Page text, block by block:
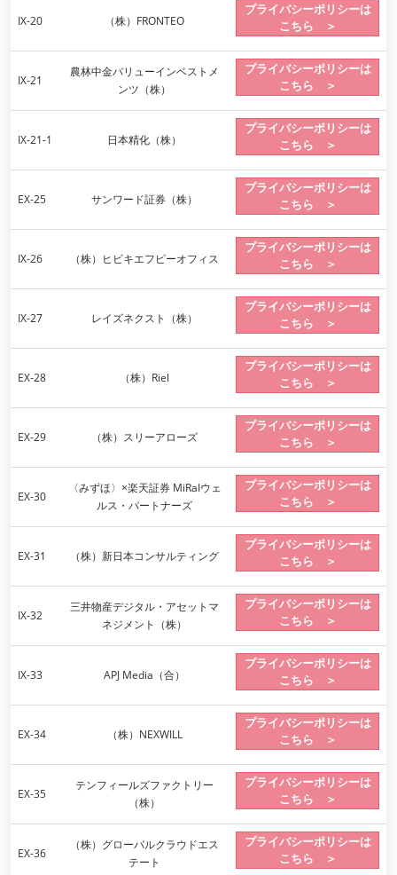
IX-20 （株）FRONTEO
プライバシーポリシーは
こちら ＞
IX-21
農林中金バリューインベストメ
ンツ（株）
プライバシーポリシーは
こちら ＞
IX-21-1 日本精化（株）
プライバシーポリシーは
こちら ＞
EX-25 サンワード証券（株）
プライバシーポリシーは
こちら ＞
IX-26 （株）ヒビキエフピーオフィス
プライバシーポリシーは
こちら ＞
IX-27 レイズネクスト（株）
プライバシーポリシーは
こちら ＞
EX-28 （株）Riel
プライバシーポリシーは
こちら ＞
EX-29 （株）スリーアローズ
プライバシーポリシーは
こちら ＞
EX-30
〈みずほ〉×楽天証券 MiRaIウェ
ルス・パートナーズ
プライバシーポリシーは
こちら ＞
EX-31 （株）新日本コンサルティング
プライバシーポリシーは
こちら ＞
IX-32
三井物産デジタル・アセットマ
ネジメント（株）
プライバシーポリシーは
こちら ＞
IX-33 APJ Media（合）
プライバシーポリシーは
こちら ＞
EX-34 （株）NEXWILL
プライバシーポリシーは
こちら ＞
EX-35
テンフィールズファクトリー
（株）
プライバシーポリシーは
こちら ＞
EX-36
（株）グローバルクラウドエス
テート
プライバシーポリシーは
こちら ＞